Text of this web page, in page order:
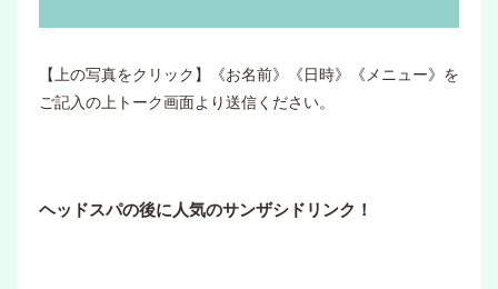
【上の写真をクリック】《お名前》《日時》《メニュー》を
ご記入の上トーク画面より送信ください。
ヘッドスパの後に人気のサンザシドリンク！